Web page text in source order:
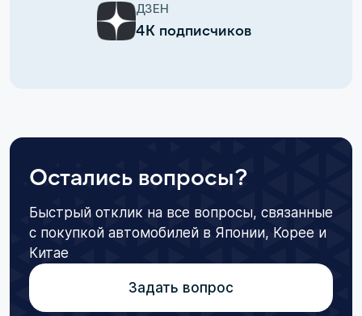
ДЗЕН
4К подписчиков
Остались вопросы?
Быстрый отклик на все вопросы, связанные
с покупкой автомобилей в Японии, Корее и
Китае
Задать вопрос